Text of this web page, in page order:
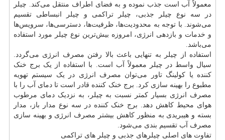
معمولاً آب است جذب نموده و به فضای اطراف منتقل می‌کند. چیلر
در سه نوع چیلر جذبی، چیلر تراکمی و چیلر انبساطی تقسیم
می‌شوند. با توجه به محدودیت‌ها، ظرفیت‌ها، دسترسی‌ها، سرویس‌ها
و خدمات و بازدهی انرژی، امروزه بیش‌ترین نوع چیلر مورد استفاده
می‌باشد.
استفاده از چیلر به تنهایی باعث بالا رفتن مصرف انرژی می‌گردد.
سیال واسط در چیلر معمولاً آب است. با استفاده از یک برج خنک
کننده یا کولینگ تاور می‌توان مصرف انرژی در یک سیستم تهویه
مطبوع را بهینه سازی کرد. برج خنک کننده قادر است تا دمای آب را با
مصرف انرژی بسیار کمتر نسبت به چیلر، به نزدیک دمای مرطوب
هوای محیط کاهش دهد. برج خنک کننده در سه نوع مدار باز، مدار
بسته و هیبریدی به منظور کاهش بیشتر مصرف انرژی و بهینه سازی
مصرف آب تقسیم بندی می‌شود.
تفاوت های اصلی چیلرهای جذبی و چیلر های تراکمی